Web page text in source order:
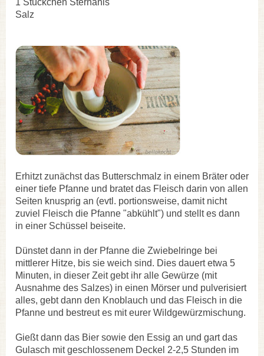
1 Stückchen Sternanis
Salz
Erhitzt zunächst das Butterschmalz in einem Bräter oder
einer tiefe Pfanne und bratet das Fleisch darin von allen
Seiten knusprig an (evtl. portionsweise, damit nicht
zuviel Fleisch die Pfanne "abkühlt") und stellt es dann
in einer Schüssel beiseite.
Dünstet dann in der Pfanne die Zwiebelringe bei
mittlerer Hitze, bis sie weich sind. Dies dauert etwa 5
Minuten, in dieser Zeit gebt ihr alle Gewürze (mit
Ausnahme des Salzes) in einen Mörser und pulverisiert
alles, gebt dann den Knoblauch und das Fleisch in die
Pfanne und bestreut es mit eurer Wildgewürzmischung.
Gießt dann das Bier sowie den Essig an und gart das
Gulasch mit geschlossenem Deckel 2-2,5 Stunden im